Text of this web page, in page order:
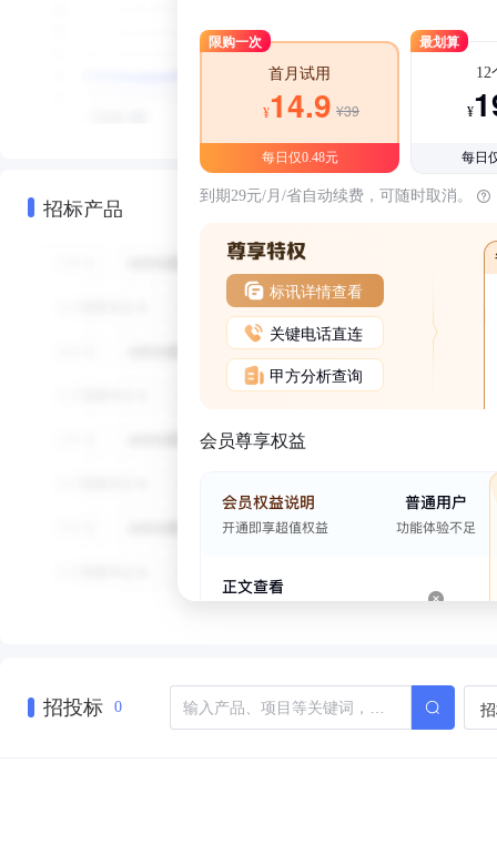
招标产品
限购一次
首月试用
¥14.9 ¥39
每日仅0.48元
最划算
12
¥
每日
到期29元/月/省自动续费，可随时取消。
标讯详情查看
关键电话直连
甲方分析查询
会员尊享权益
招投标 0